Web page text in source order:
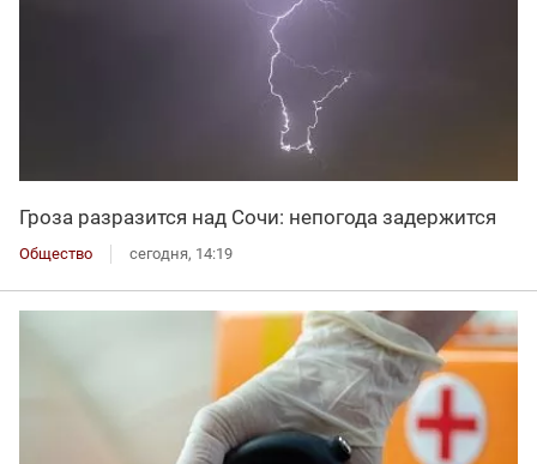
Гроза разразится над Сочи: непогода задержится
Общество сегодня, 14:19